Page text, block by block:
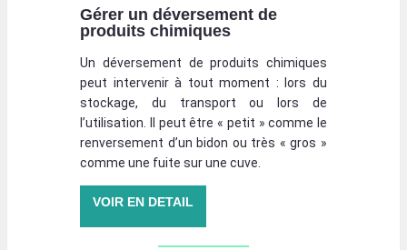
Gérer un déversement de
produits chimiques
Un déversement de produits chimiques
peut intervenir à tout moment : lors du
stockage, du transport ou lors de
l’utilisation. Il peut être « petit » comme le
renversement d’un bidon ou très « gros »
comme une fuite sur une cuve.
VOIR EN DETAIL